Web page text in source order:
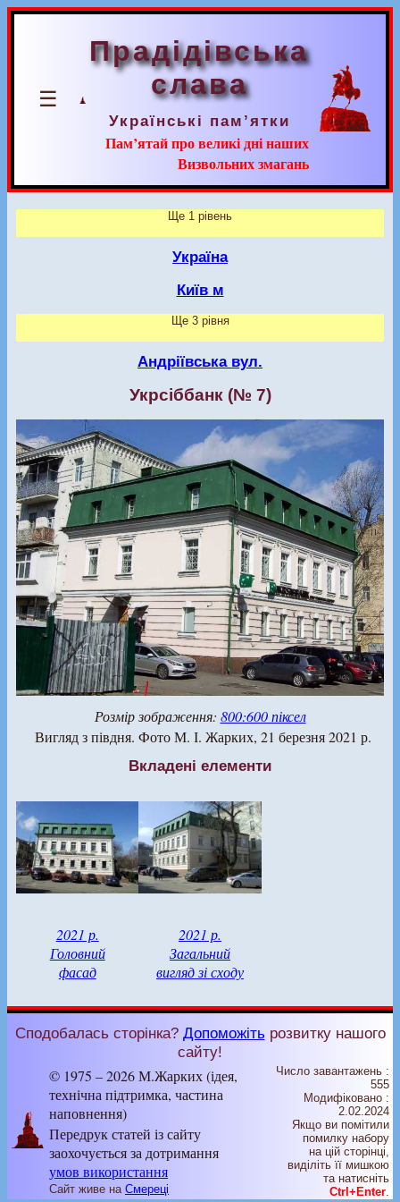
☰
Прадідівська
слава
Українські пам’ятки
Пам’ятай про великі дні наших
Визвольних змагань
Ще 1 рівень
Україна
Київ м
Ще 3 рівня
Андріївська вул.
Укрсіббанк (№ 7)
Розмір зображення: 800:600 піксел
Вигляд з півдня. Фото М. І. Жарких, 21 березня 2021 р.
Вкладені елементи
2021 р.
Головний
фасад
2021 р.
Загальний
вигляд зі сходу
Сподобалась сторінка? Допоможітьрозвитку нашого
сайту!
© 1975 – 2026 М.Жарких (ідея,
технічна підтримка, частина
наповнення)
Передрук статей із сайту
заохочується за дотримання
умов використання
Сайт живе на Смереці
Число завантажень :
555
Модифіковано :
2.02.2024
Якщо ви помітили
помилку набору
на цiй сторiнцi,
видiлiть її мишкою
та натисніть
Ctrl+Enter.